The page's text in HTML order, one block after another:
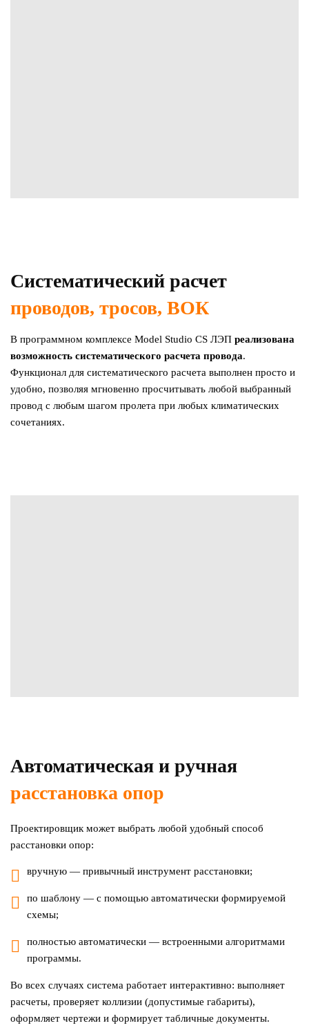
Систематический расчет
проводов, тросов, ВОК
В программном комплексе Model Studio CS ЛЭП реализована
возможность систематического расчета провода.
Функционал для систематического расчета выполнен просто и
удобно, позволяя мгновенно просчитывать любой выбранный
провод с любым шагом пролета при любых климатических
сочетаниях.
Автоматическая и ручная
расстановка опор
Проектировщик может выбрать любой удобный способ
расстановки опор:
вручную — привычный инструмент расстановки;
по шаблону — с помощью автоматически формируемой
схемы;
полностью автоматически — встроенными алгоритмами
программы.
Во всех случаях система работает интерактивно: выполняет
расчеты, проверяет коллизии (допустимые габариты),
оформляет чертежи и формирует табличные документы.